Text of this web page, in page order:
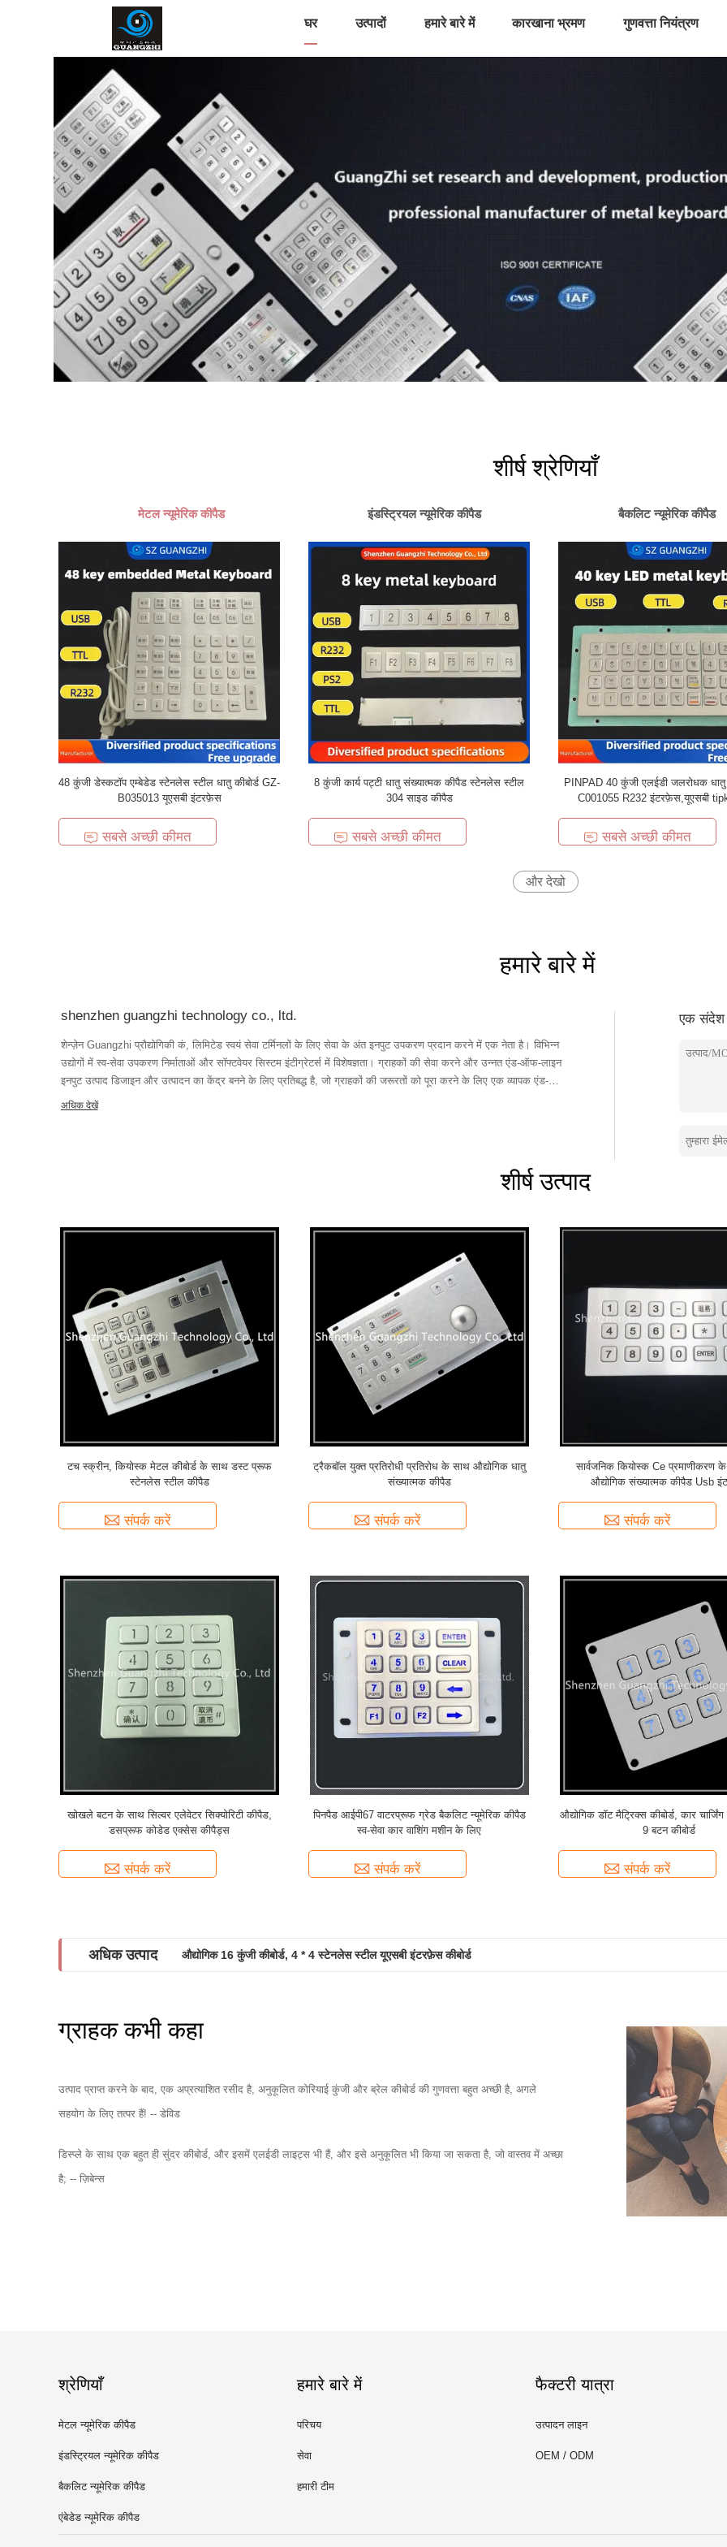
घर उत्पादों हमारे बारे में कारखाना भ्रमण गुणवत्ता नियंत्रण
शीर्ष श्रेणियाँ
मेटल न्यूमेरिक कीपैड इंडस्ट्रियल न्यूमेरिक कीपैड बैकलिट न्यूमेरिक कीपैड
48 कुंजी डेस्कटॉप एम्बेडेड स्टेनलेस स्टील धातु कीबोर्ड GZ-
B035013 यूएसबी इंटरफ़ेस
सबसे अच्छी कीमत
8 कुंजी कार्य पट्टी धातु संख्यात्मक कीपैड स्टेनलेस स्टील
304 साइड कीपैड
सबसे अच्छी कीमत
PINPAD 40 कुंजी एलईडी जलरोधक धातु
C001055 R232 इंटरफ़ेस,यूएसबी
सबसे अच्छी कीमत
और देखो
हमारे बारे में
shenzhen guangzhi technology co., ltd.
शेन्ज़ेन Guangzhi प्रौद्योगिकी कं, लिमिटेड स्वयं सेवा टर्मिनलों के लिए सेवा के अंत इनपुट उपकरण प्रदान करने में एक नेता है। विभिन्न
उद्योगों में स्व-सेवा उपकरण निर्माताओं और सॉफ्टवेयर सिस्टम इंटीग्रेटर्स में विशेषज्ञता। ग्राहकों की सेवा करने और उन्नत एंड-ऑफ-लाइन
इनपुट उत्पाद डिजाइन और उत्पादन का केंद्र बनने के लिए प्रतिबद्ध है, जो ग्राहकों की जरूरतों को पूरा करने के लिए एक व्यापक एंड-
ऑफ-एंड इनपुट डिवाइस समाधान प्रदान करता है। उत्पादों का व्यापक रूप से वित्तीय, संचार, सैन्य, औद्योगिक नियंत्रण, पेट्रोकेमिकल,
और परीक्षण सुविधाओं के साथ, डिजाइन, विनिर्माण, स्थापना, कमीशन, विपणन, बिक्री के बाद सेवा के एक एकीकृत संचालन प्रणाली का
19001-2008 / आईएसओ 9001: 2008 की गुणवत्ता प्रबंधन प्रणाली प्रमाणन पारित किया है। एक आंतरिक अर्दली प्रबंधन प्रणाली
की स्थापना के माध्यम से, यह सभी कर्मचारियों के उत्साह को बढ़ाता है, शक्ति इकट्ठा करता है, सबसे बड़ी क्षमता को बढ़ाता है, और
ग्राहकों को नवाचार सुनिश्चित करने के लिए केंद्र के रूप में लेता है। डिजाइन और उत्पाद की गुणवत्ता, कुशल और कुशल सेवा की खोज,
काम में उत्खनन, निरंतर सुधार, निरंतर सुधार, और अंततः दीर्घकालिक व्यापार, ग्राहक संतुष्टि प्राप्त करना।
अधिक देखें
एक संदेश
शीर्ष उत्पाद
टच स्क्रीन, कियोस्क मेटल कीबोर्ड के साथ डस्ट प्रूफ
स्टेनलेस स्टील कीपैड
संपर्क करें
ट्रैकबॉल युक्त प्रतिरोधी प्रतिरोध के साथ औद्योगिक धातु
संख्यात्मक कीपैड
संपर्क करें
सार्वजनिक कियोस्क Ce प्रमाणीकरण
औद्योगिक संख्यात्मक कीपैड Usb
संपर्क करें
खोखले बटन के साथ सिल्वर एलेवेटर सिक्योरिटी कीपैड,
डसप्रूफ कोडेड एक्सेस कीपैड्स
संपर्क करें
पिनपैड आईपी67 वाटरप्रूफ ग्रेड बैकलिट न्यूमेरिक कीपैड
स्व-सेवा कार वाशिंग मशीन के लिए
संपर्क करें
औद्योगिक डॉट मैट्रिक्स कीबोर्ड, कार
9 बटन कीबोर्ड
संपर्क करें
अधिक उत्पाद औद्योगिक 16 कुंजी कीबोर्ड, 4 * 4 स्टेनलेस स्टील यूएसबी इंटरफ़ेस कीबोर्ड
ग्राहक कभी कहा
उत्पाद प्राप्त करने के बाद, एक अप्रत्याशित रसीद है, अनुकूलित कोरियाई कुंजी और ब्रेल कीबोर्ड की गुणवत्ता बहुत अच्छी है, अगले
सहयोग के लिए तत्पर हैं! -- डेविड
डिस्प्ले के साथ एक बहुत ही सुंदर कीबोर्ड, और इसमें एलईडी लाइट्स भी हैं, और इसे अनुकूलित भी किया जा सकता है, जो वास्तव में अच्छा
है; -- ज़िबेन्स
श्रेणियाँ
मेटल न्यूमेरिक कीपैड
इंडस्ट्रियल न्यूमेरिक कीपैड
बैकलिट न्यूमेरिक कीपैड
एंबेडेड न्यूमेरिक कीपैड
हमारे बारे में
परिचय
सेवा
हमारी टीम
फैक्टरी यात्रा
उत्पादन लाइन
OEM / ODM